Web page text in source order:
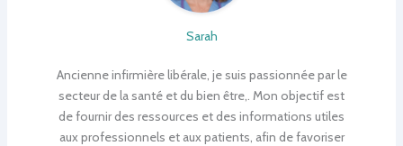
Sarah
Ancienne infirmière libérale, je suis passionnée par le
secteur de la santé et du bien être,. Mon objectif est
de fournir des ressources et des informations utiles
aux professionnels et aux patients, afin de favoriser